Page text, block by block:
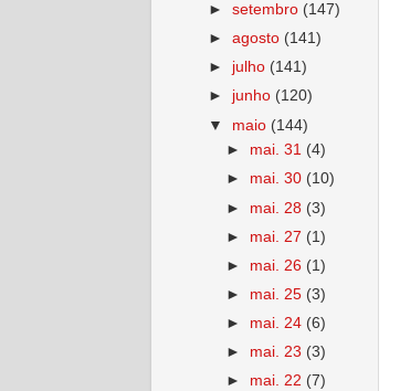
►setembro (147)
►agosto (141)
► julho (141)
► junho (120)
▼ maio (144)
► mai. 31 (4)
► mai. 30 (10)
► mai. 28 (3)
► mai. 27 (1)
► mai. 26 (1)
► mai. 25 (3)
► mai. 24 (6)
► mai. 23 (3)
► mai. 22 (7)